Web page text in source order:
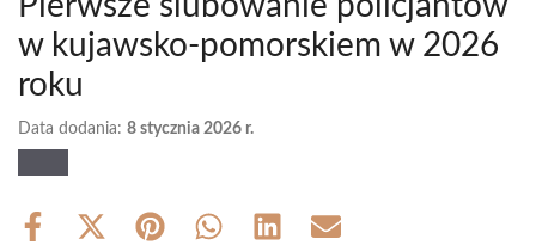
w kujawsko-pomorskiem w 2026
roku
Data dodania: 8 stycznia 2026 r.
Share
Share Share Share Share Share